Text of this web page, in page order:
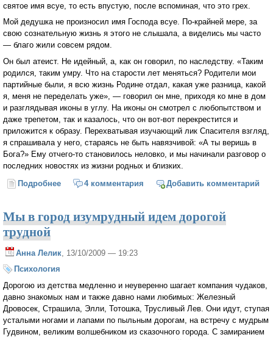
святое имя всуе, то есть впустую, после вспоминая, что это грех.
Мой дедушка не произносил имя Господа всуе. По-крайней мере, за
свою сознательную жизнь я этого не слышала, а виделись мы часто
— благо жили совсем рядом.
Он был атеист. Не идейный, а, как он говорил, по наследству. «Таким
родился, таким умру. Что на старости лет меняться? Родители мои
партийные были, я всю жизнь Родине отдал, какая уже разница, какой
я, меня не переделать уже», — говорил он мне, приходя ко мне в дом
и разглядывая иконы в углу. На иконы он смотрел с любопытством и
даже трепетом, так и казалось, что он вот-вот перекрестится и
приложится к образу. Перехватывая изучающий лик Спасителя взгляд,
я спрашивала у него, стараясь не быть навязчивой: «А ты веришь в
Бога?» Ему отчего-то становилось неловко, и мы начинали разговор о
последних новостях из жизни родных и близких.
Подробнее о «Да святится имя Твое!»
4 комментария Добавить комментарий
Мы в город изумрудный идем дорогой
трудной
Анна Лелик , 13/10/2009 — 19:23
Психология
Дорогою из детства медленно и неуверенно шагает компания чудаков,
давно знакомых нам и также давно нами любимых: Железный
Дровосек, Страшила, Элли, Тотошка, Трусливый Лев. Они идут, ступая
усталыми ногами и лапами по пыльным дорогам, на встречу с мудрым
Гудвином, великим волшебником из сказочного города. С замиранием